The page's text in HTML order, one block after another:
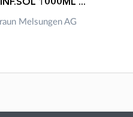
Melsungen AG